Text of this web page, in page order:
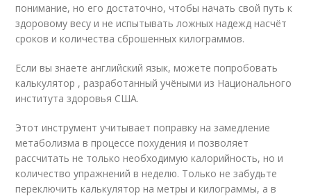
понимание, но его достаточно, чтобы начать свой путь к
здоровому весу и не испытывать ложных надежд насчёт
сроков и количества сброшенных килограммов.
Если вы знаете английский язык, можете попробовать
калькулятор , разработанный учёными из Национального
института здоровья США.
Этот инструмент учитывает поправку на замедление
метаболизма в процессе похудения и позволяет
рассчитать не только необходимую калорийность, но и
количество упражнений в неделю. Только не забудьте
переключить калькулятор на метры и килограммы, а в